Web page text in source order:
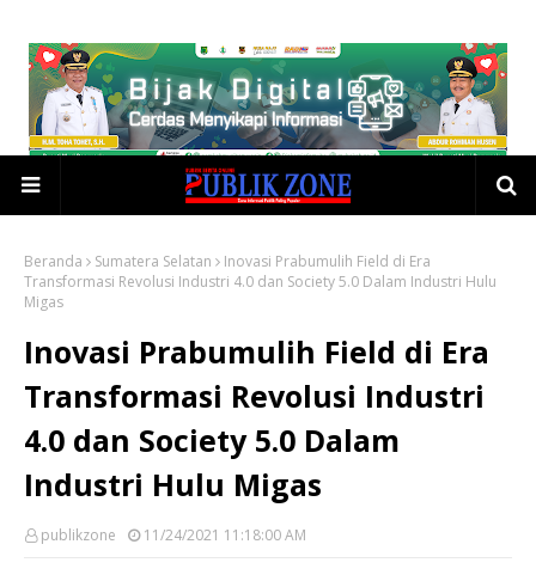
Beranda Sumatera Selatan
Inovasi Prabumulih Field di Era
Transformasi Revolusi Industri 4.0 dan Society 5.0 Dalam Industri Hulu
Migas
Inovasi Prabumulih Field di Era
Transformasi Revolusi Industri
4.0 dan Society 5.0 Dalam
Industri Hulu Migas
publikzone 11/24/2021 11:18:00 AM